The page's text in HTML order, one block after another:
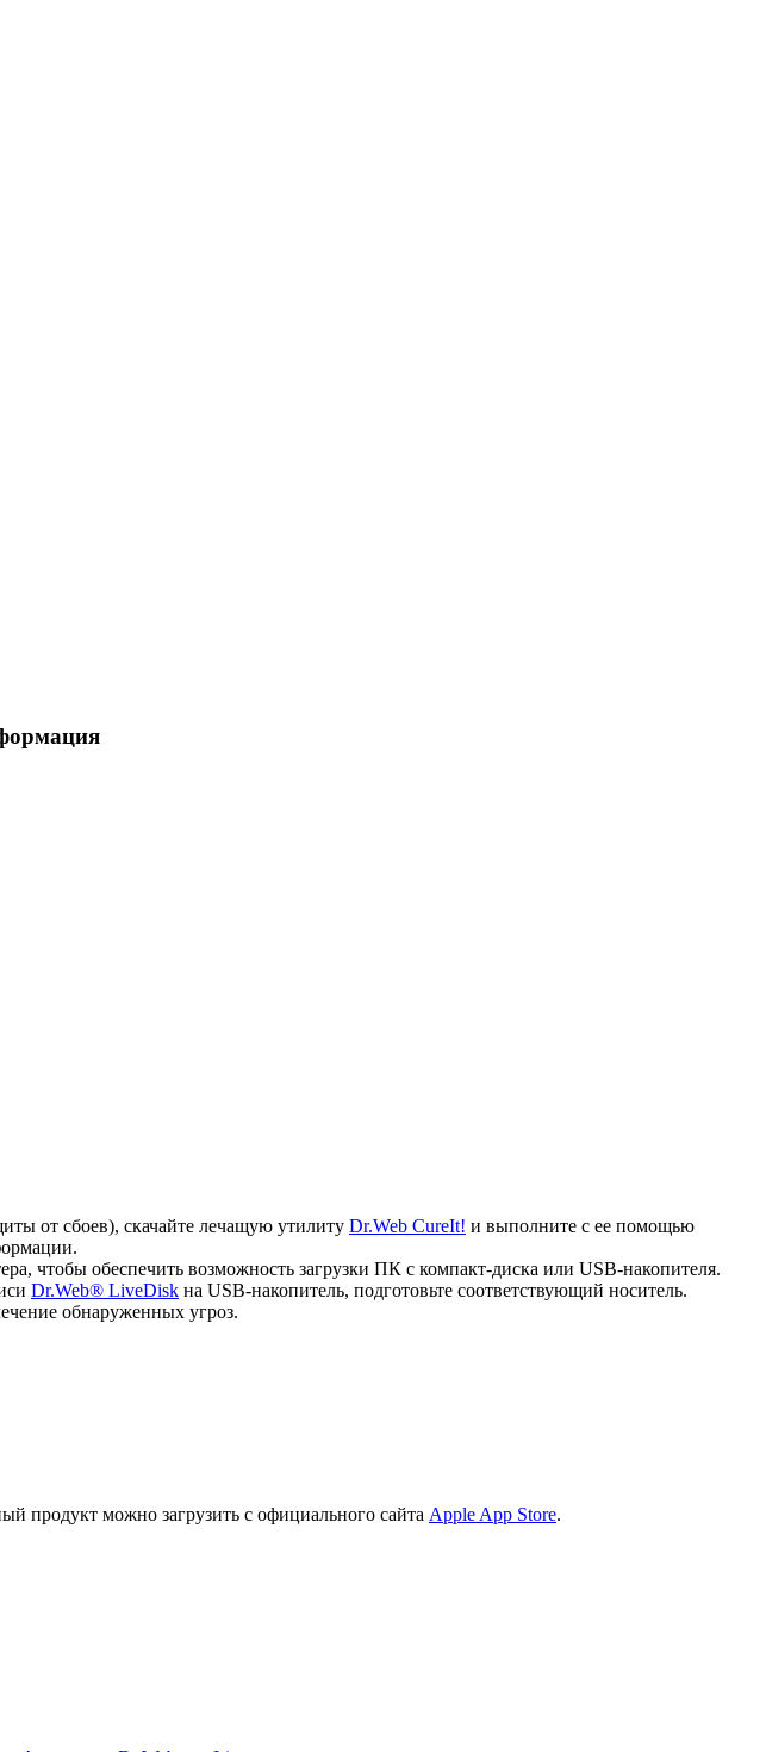
от сбоев), скачайте лечащую утилиту Dr.Web CureIt! и выполните с ее помощью
чтобы обеспечить возможность загрузки ПК с компакт-диска или USB-накопителя.
Dr.Web® LiveDisk на USB-накопитель, подготовьте соответствующий носитель.
обнаруженных угроз.
продукт можно загрузить с официального сайта Apple App Store.